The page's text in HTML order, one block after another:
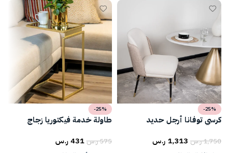
-25%
كرسي توفانا أرجل حديد
1,750ر.س 1,313 ر.س
-25%
طاولة خدمة فيكتوريا زجاج
575ر.س431 ر.س